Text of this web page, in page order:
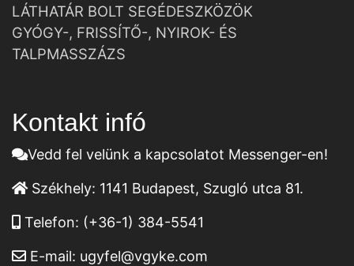
LÁTHATÁR BOLT SEGÉDESZKÖZÖK
GYÓGY-, FRISSÍTŐ-, NYIROK- ÉS
TALPMASSZÁZS
Kontakt infó
Vedd fel velünk a kapcsolatot Messenger-en!
Székhely: 1141 Budapest, Szugló utca 81.
Telefon: (+36-1) 384-5541
E-mail: ugyfel@vgyke.com